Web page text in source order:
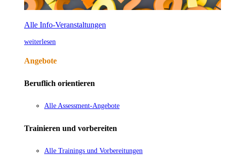
Alle Info-Veranstaltungen
weiterlesen
Angebote
Beruflich orientieren
Alle Assessment-Angebote
Trainieren und vorbereiten
Alle Trainings und Vorbereitungen